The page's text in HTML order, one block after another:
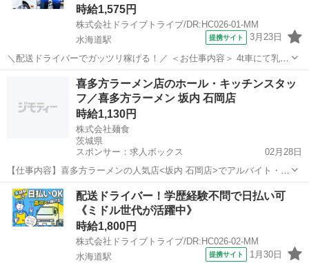
時給1,575円
株式会社ドライブトライブ/DR:HC026-01-MM
水海道駅
提携サイト 3月23日
＼配送ドライバーでガッツリ稼げる！／ ＜お仕事内容＞ 4t車にて乳製
品等の配送業務 ■車種・内容：DR:4t＋作業 ■商品：食品 ■配送先：ス
ーパー＆ドラッグストアのセンター ■配送件数：2～4件 ＜必須資格
＞ 中型免...
常総市 水海道駅 デリバリー
喜多方ラーメン店のホール・キッチンスタッ
フ／喜多方ラーメン 坂内 石岡店
時給1,130円
株式会社麺食
茨城県
スポンサー：求人ボックス
02月28日
【仕事内容】喜多方ラーメンの人気店<坂内 石岡店>でアルバイト・パ
ートスタッフを大募集! 透き通るスープ、もっちりとした縮れ麺、とろ
けるチャーシューが特徴の『坂内ラーメン』は、幅広い世代のお客様
に愛され続けています。この美味しさを...
アルバイト・パート
配送ドライバー！学歴経験不問で日払い可
《ミドル世代が活躍中》
時給1,800円
株式会社ドライブトライブ/DR:HC026-02-MM
水海道駅
提携サイト 1月30日